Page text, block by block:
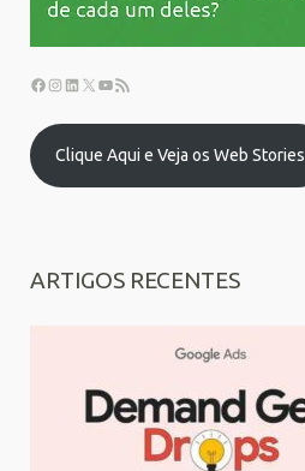
Clique Aqui e Veja os Web Stories
ARTIGOS RECENTES